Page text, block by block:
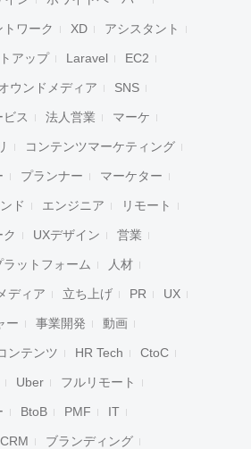
ワーク XD アシスタント
アップ Laravel EC2
ウンドメディア SNS
ビス 法人営業 マーケ
コンテンツマーケティング
プランナー マーケター
ド エンジニア リモート
ク UXデザイン 営業
ラットフォーム 人材
メディア 立ち上げ PR UX
ー 事業開発 動画
ンテンツ HR Tech CtoC
Uber フルリモート
BtoB PMF IT
CRM ブランディング